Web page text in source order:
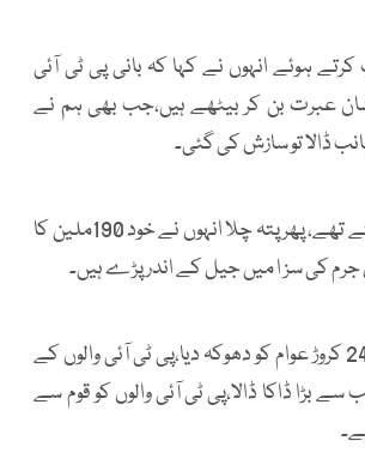
ہوئے انہوں نے کہا کہ بانی پی ٹی آئی
عبرت بن کر بیٹھے ہیں،جب بھی ہم نے
ڈالا تو سازش کی گئی۔
ہمیں چور ڈاکو کہتے تھے، پھر پتہ چلا انہوں نے خود 190ملین کا
جرم کی سز ا میں جیل کے اندر پڑے ہیں۔
بانی پی ٹی آئی نے 24 کروڑ عوام کو دھوکہ دیا،پی ٹی آئی والوں کے
سے بڑا ڈاکا ڈالا،پی ٹی آئی والوں کو قوم سے